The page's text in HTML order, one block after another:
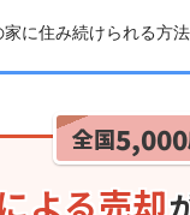
に住み続けられる方